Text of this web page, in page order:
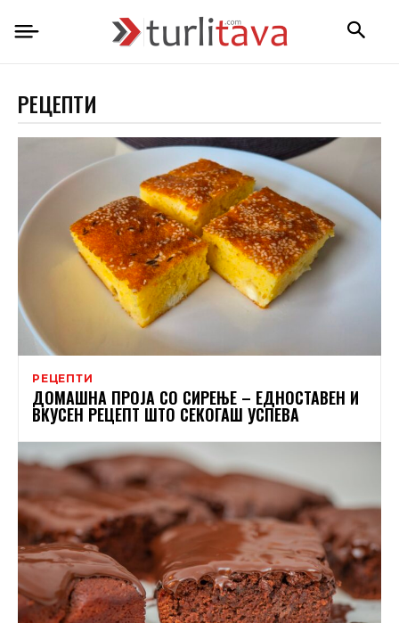
РЕЦЕПТИ
РЕЦЕПТИ
ДОМАШНА ПРОЈА СО СИРЕЊЕ – ЕДНОСТАВЕН И
ВКУСЕН РЕЦЕПТ ШТО СЕКОГАШ УСПЕВА